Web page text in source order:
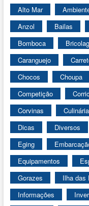
Alto Mar
Anzol
Bailas
Bomboca
Caranguejo
Chocos
Choupa
Competição
Corvinas
Culinária
Dicas
Diversos
Eging
Equipamentos
Gorazes
Ilha das
Informações